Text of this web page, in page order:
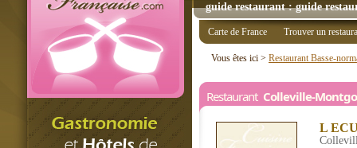
guide restaurant : guide
Carte de France Trouver un
Vous êtes ici > Restaurant Basse-
Restaurant Colleville-
L